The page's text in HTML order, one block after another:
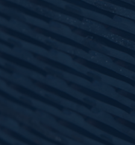
6060 T66 70x70x2 a 6 mtr
6060 T66 80x80x2 a 6 mtr
6060 T66 100x100x2 a 6 mtr
6060 T66 25x25x2,5 a 6 mtr